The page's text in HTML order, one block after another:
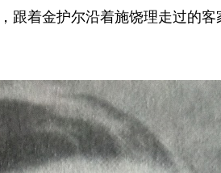
跟着金护尔沿着施饶理走过的